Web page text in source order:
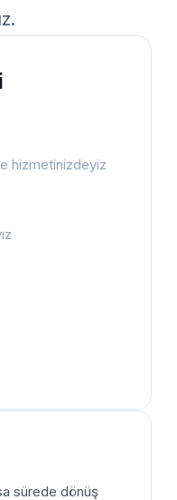
hizmetinizdeyiz
sürede dönüş